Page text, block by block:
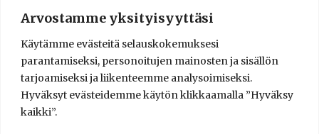
Arvostamme yksityisyyttäsi
Käytämme evästeitä selauskokemuksesi
parantamiseksi, personoitujen mainosten ja sisällön
tarjoamiseksi ja liikenteemme analysoimiseksi.
Hyväksyt evästeidemme käytön klikkaamalla ”Hyväksy
kaikki”.
Lauteiden mitoitus
Saunan maalaus
Kiukaan esilämmitys ja kiuaskivien ladonta
Saunan lattia
Kiuaskivet
Laudepuut ja lauteiden maalaaminen